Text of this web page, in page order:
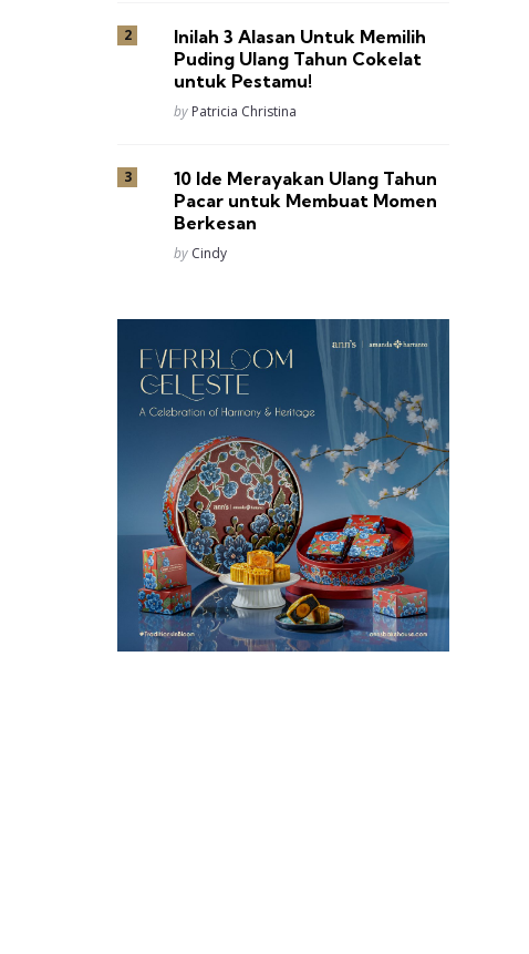
Inilah 3 Alasan Untuk Memilih
Puding Ulang Tahun Cokelat
untuk Pestamu!
Posted
by Patricia Christina
10 Ide Merayakan Ulang Tahun
Pacar untuk Membuat Momen
Berkesan
Posted
by Cindy